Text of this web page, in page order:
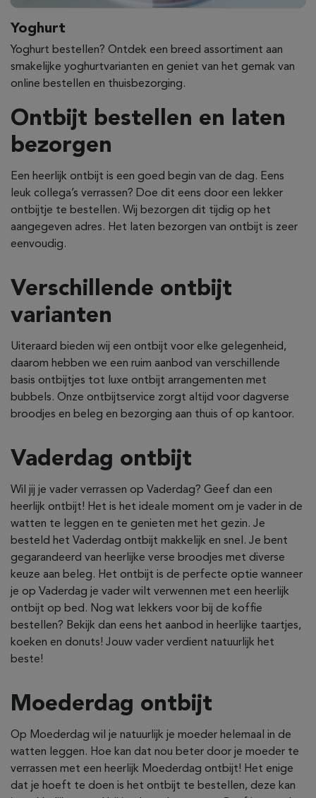
Yoghurt
Yoghurt bestellen? Ontdek een breed assortiment aan
smakelijke yoghurtvarianten en geniet van het gemak van
online bestellen en thuisbezorging.
Ontbijt bestellen en laten
bezorgen
Een heerlijk ontbijt is een goed begin van de dag. Eens
leuk collega’s verrassen? Doe dit eens door een lekker
ontbijtje te bestellen. Wij bezorgen dit tijdig op het
aangegeven adres. Het laten bezorgen van ontbijt is zeer
eenvoudig.
Verschillende ontbijt
varianten
Uiteraard bieden wij een ontbijt voor elke gelegenheid,
daarom hebben we een ruim aanbod van verschillende
basis ontbijtjes tot luxe ontbijt arrangementen met
bubbels. Onze ontbijtservice zorgt altijd voor dagverse
broodjes en beleg en bezorging aan thuis of op kantoor.
Vaderdag ontbijt
Wil jij je vader verrassen op Vaderdag? Geef dan een
heerlijk ontbijt! Het is het ideale moment om je vader in de
watten te leggen en te genieten met het gezin. Je
besteld het Vaderdag ontbijt makkelijk en snel. Je bent
gegarandeerd van heerlijke verse broodjes met diverse
keuze aan beleg. Het ontbijt is de perfecte optie wanneer
je op Vaderdag je vader wilt verwennen met een heerlijk
ontbijt op bed. Nog wat lekkers voor bij de koffie
bestellen? Bekijk dan eens het aanbod in heerlijke taartjes,
koeken en donuts! Jouw vader verdient natuurlijk het
beste!
Moederdag ontbijt
Op Moederdag wil je natuurlijk je moeder helemaal in de
watten leggen. Hoe kan dat nou beter door je moeder te
verrassen met een heerlijk Moederdag ontbijt! Het enige
dat je hoeft te doen is het ontbijt te bestellen, deze kan